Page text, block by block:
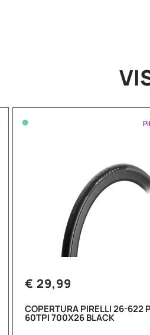
•
€ 29,99
COPERTURA PIRELLI 26-622
60TPI 700X26 BLACK